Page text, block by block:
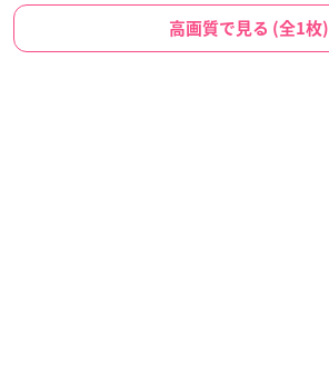
高画質で見る (全1枚)